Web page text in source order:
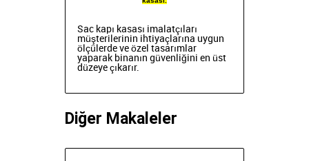
Sac kapı kasası imalatçıları
müşterilerinin ihtiyaçlarına uygun
ölçülerde ve özel tasarımlar
yaparak binanın güvenliğini en üst
düzeye çıkarır.
Diğer Makaleler